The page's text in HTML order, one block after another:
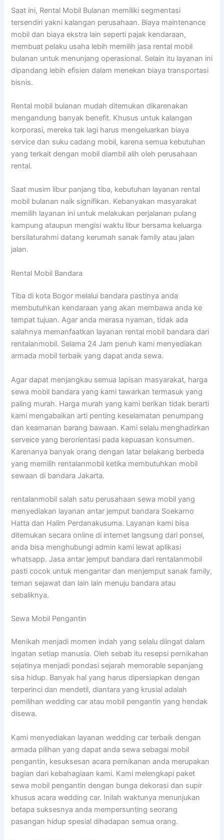
Saat ini, Rental Mobil Bulanan memiliki segmentasi
tersendiri yakni kalangan perusahaan. Biaya maintenance
mobil dan biaya ekstra lain seperti pajak kendaraan,
membuat pelaku usaha lebih memilih jasa rental mobil
bulanan untuk menunjang operasional. Selain itu layanan ini
dipandang lebih efisien dalam menekan biaya transportasi
bisnis.
Rental mobil bulanan mudah ditemukan dikarenakan
mengandung banyak benefit. Khusus untuk kalangan
korporasi, mereka tak lagi harus mengeluarkan biaya
service dan suku cadang mobil, karena semua kebutuhan
yang terkait dengan mobil diambil alih oleh perusahaan
rental.
Saat musim libur panjang tiba, kebutuhan layanan rental
mobil bulanan naik signifikan. Kebanyakan masyarakat
memilih layanan ini untuk melakukan perjalanan pulang
kampung ataupun mengisi waktu libur bersama keluarga
bersilaturahmi datang kerumah sanak family atau jalan
jalan.
Rental Mobil Bandara
Tiba di kota Bogor melalui bandara pastinya anda
membutuhkan kendaraan yang akan membawa anda ke
tempat tujuan. Agar anda merasa nyaman, tidak ada
salahnya memanfaatkan layanan rental mobil bandara dari
rentalanmobil. Selama 24 Jam penuh kami menyediakan
armada mobil terbaik yang dapat anda sewa.
Agar dapat menjangkau semua lapisan masyarakat, harga
sewa mobil bandara yang kami tawarkan termasuk yang
paling murah. Harga murah yang kami berikan tidak berarti
kami mengabaikan arti penting keselamatan penumpang
dan keamanan barang bawaan. Kami selalu menghadirkan
serveice yang berorientasi pada kepuasan konsumen.
Karenanya banyak orang dengan latar belakang berbeda
yang memilih rentalanmobil ketika membutuhkan mobil
sewaan di bandara Jakarta.
rentalanmobil salah satu perusahaan sewa mobil yang
menyediakan layanan antar jemput bandara Soekarno
Hatta dan Halim Perdanakusuma. Layanan kami bisa
ditemukan secara online di internet langsung dari ponsel,
anda bisa menghubungi admin kami lewat aplikasi
whatsapp. Jasa antar jemput bandara dari rentalanmobil
pasti cocok untuk mengantar dan menjemput sanak family,
teman sejawat dan lain lain menuju bandara atau
sebaliknya.
Sewa Mobil Pengantin
Menikah menjadi momen indah yang selalu diingat dalam
ingatan setiap manusia. Oleh sebab itu resepsi pernikahan
sejatinya menjadi pondasi sejarah memorable sepanjang
sisa hidup. Banyak hal yang harus dipersiapkan dengan
terperinci dan mendetil, diantara yang krusial adalah
pemilihan wedding car atau mobil pengantin yang hendak
disewa.
Kami menyediakan layanan wedding car terbaik dengan
armada pilihan yang dapat anda sewa sebagai mobil
pengantin, kesuksesan acara pernikanan anda merupakan
bagian dari kebahagiaan kami. Kami melengkapi paket
sewa mobil pengantin dengan bunga dekorasi dan supir
khusus acara wedding car. Inilah waktunya menunjukan
betapa suksesnya anda mempersunting seorang
pasangan hidup spesial dihadapan semua orang.